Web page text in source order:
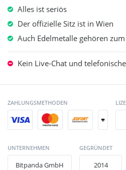
Alles ist seriös
Der offizielle Sitz ist in Wien
Auch Edelmetalle gehören
Kein Live-Chat und
ZAHLUNGSMETHODEN
+
UNTERNEHMEN
Bitpanda GmbH
GEGRÜNDET
2014